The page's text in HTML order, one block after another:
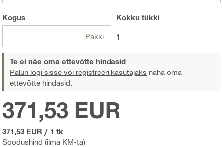
Kogus
Pakki
Kokku tükki
1
Te ei näe oma ettevõtte hindasid
Palun logi sisse või registreeri kasutajaks näha oma
ettevõtte hindasid.
Soodushind (ilma KM-ta)
371,53 EUR
371,53 EUR / 1 tk